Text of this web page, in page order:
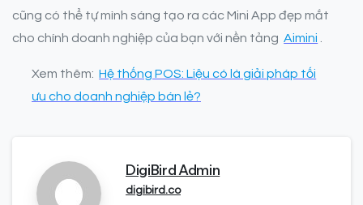
cũng có thể tự mình sáng tạo ra các Mini App đẹp mắt
cho chính doanh nghiệp của bạn với nền tảng Aimini
Xem thêm: Hệ thống POS: Liệu có là giải pháp tối
ưu cho doanh nghiệp bán lẻ?
DigiBird Admin
digibird.co